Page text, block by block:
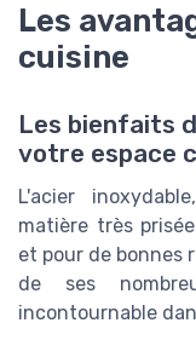
Les
cuisine
Les bienfaits
votre espace
L'acier
matière très
et pour de bonnes
de ses
incontournable